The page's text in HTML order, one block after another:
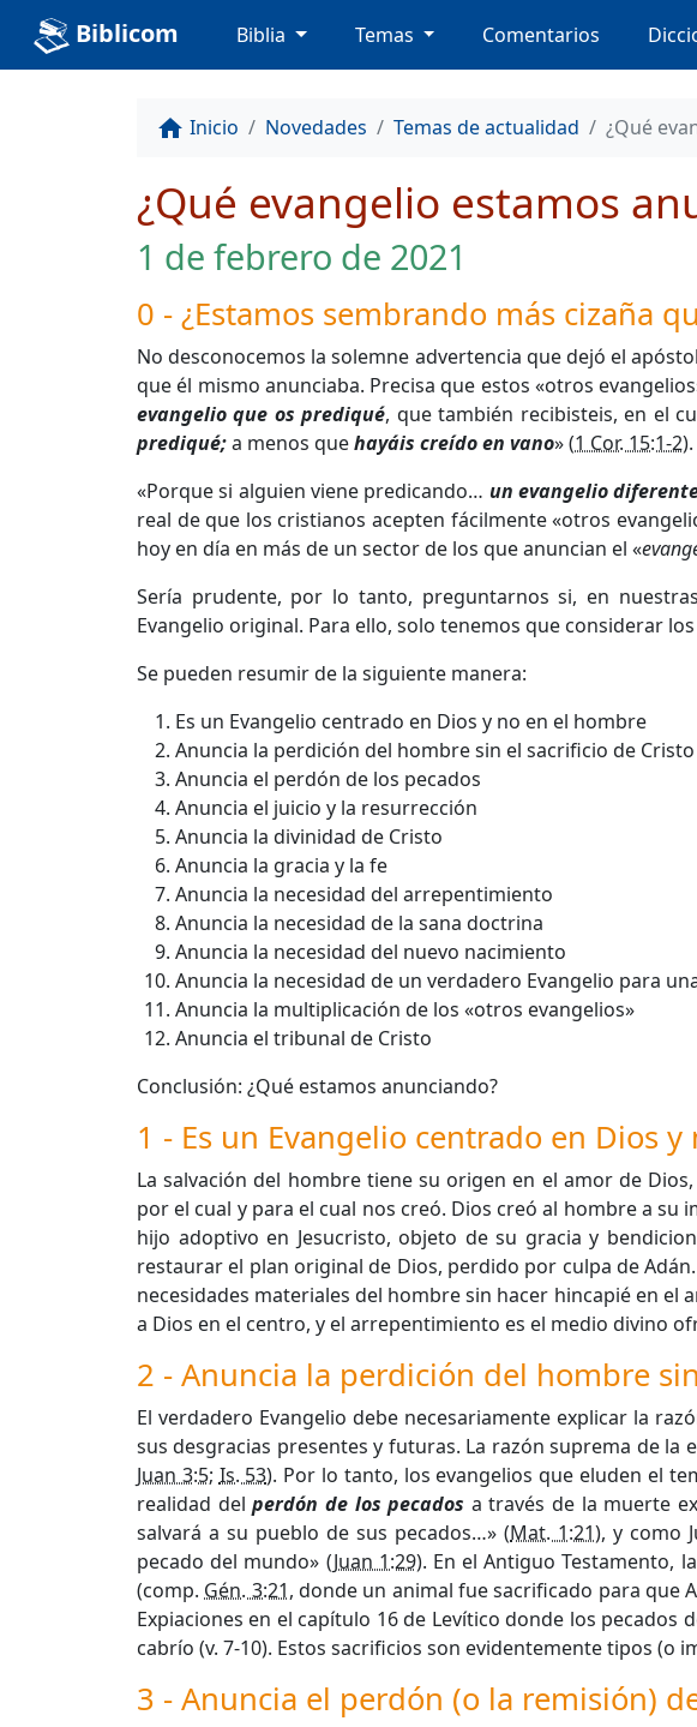
Biblicom Biblia Temas Comentarios
home Inicio Novedades Temas de actualidad ¿Qué
¿Qué evangelio estamos
1 de febrero de 2021
0 - ¿Estamos sembrando más cizaña
No desconocemos la solemne advertencia que dejó el
que él mismo anunciaba. Precisa que estos «otros
evangelio que os prediqué, que también recibisteis, en el
prediqué;a menos quehayáis creído en vano» (1 Cor. 15:1-2
«Porque si alguien viene predicando… un evangelio
real de que los cristianos acepten fácilmente «otros
hoy en día en más de un sector de los que anuncian el «
Sería prudente, por lo tanto, preguntarnos si, en
Evangelio original. Para ello, solo tenemos que considerar
Se pueden resumir de la siguiente manera:
Es un Evangelio centrado en Dios y no en el hombre
Anuncia la perdición del hombre sin el sacrificio de Cristo
Anuncia el perdón de los pecados
Anuncia el juicio y la resurrección
Anuncia la divinidad de Cristo
Anuncia la gracia y la fe
Anuncia la necesidad del arrepentimiento
Anuncia la necesidad de la sana doctrina
Anuncia la necesidad del nuevo nacimiento
Anuncia la necesidad de un verdadero Evangelio para
Anuncia la multiplicación de los «otros evangelios»
Anuncia el tribunal de Cristo
Conclusión: ¿Qué estamos anunciando?
1 - Es un Evangelio centrado en Dios
La salvación del hombre tiene su origen en el amor de
por el cual y para el cual nos creó. Dios creó al hombre a
hijo adoptivo en Jesucristo, objeto de su gracia y
restaurar el plan original de Dios, perdido por culpa de
necesidades materiales del hombre sin hacer hincapié en el
a Dios en el centro, y el arrepentimiento es el medio divino
2 - Anuncia la perdición del hombre
El verdadero Evangelio debe necesariamente explicar la
sus desgracias presentes y futuras. La razón suprema de
Juan 3:5; Is. 53). Por lo tanto, los evangelios que eluden el
realidad delperdón de los pecados a través de la muerte
salvará a su pueblo de sus pecados…» (Mat. 1:21), y como
pecado del mundo» (Juan 1:29). En el Antiguo Testamento,
(comp. Gén. 3:21, donde un animal fue sacrificado para que
Expiaciones en el capítulo 16 de Levítico donde los
cabrío (v. 7-10). Estos sacrificios son evidentemente tipos (o
3 - Anuncia el perdón (o la remisión)